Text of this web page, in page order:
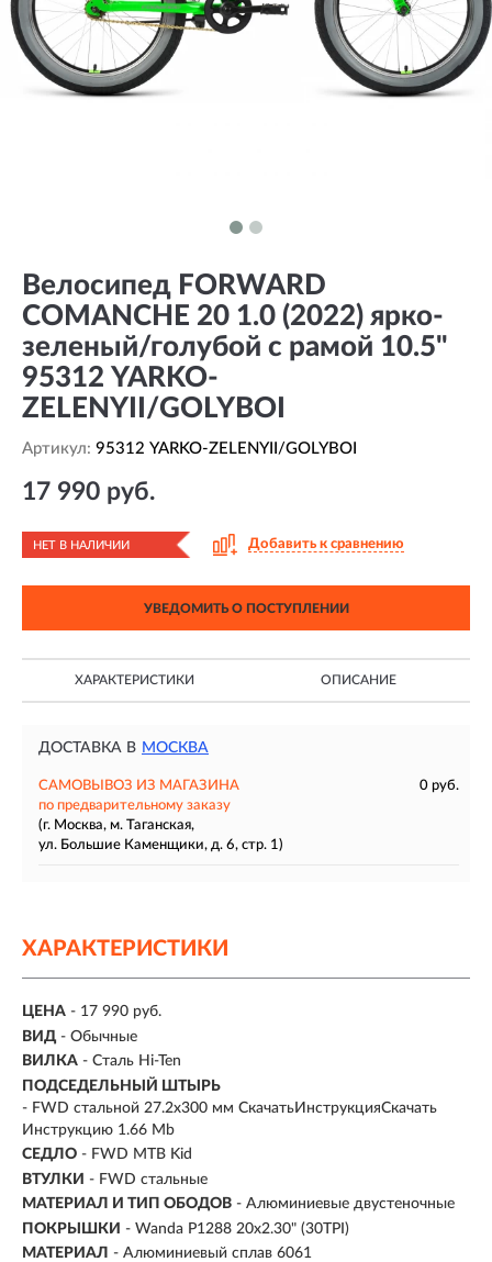
Велосипед FORWARD
COMANCHE 20 1.0 (2022) ярко-
зеленый/голубой с рамой 10.5"
95312 YARKO-
ZELENYII/GOLYBOI
Артикул: 95312 YARKO-ZELENYII/GOLYBOI
17 990 руб.
НЕТ В НАЛИЧИИ Добавить к сравнению
УВЕДОМИТЬ О ПОСТУПЛЕНИИ
ХАРАКТЕРИСТИКИ ОПИСАНИЕ
ДОСТАВКА В МОСКВА
САМОВЫВОЗ ИЗ МАГАЗИНА
0 руб.
по предварительному заказу
(г. Москва, м. Таганская,
ул. Большие Каменщики, д. 6, стр. 1)
ХАРАКТЕРИСТИКИ
ЦЕНА - 17 990 руб.
ВИД - Обычные
ВИЛКА - Сталь Hi-Ten
ПОДСЕДЕЛЬНЫЙ ШТЫРЬ
- FWD стальной 27.2x300 мм СкачатьИнструкцияСкачать
Инструкцию 1.66 Mb
СЕДЛО - FWD MTB Kid
ВТУЛКИ - FWD стальные
МАТЕРИАЛ И ТИП ОБОДОВ - Алюминиевые двустеночные
ПОКРЫШКИ - Wanda P1288 20x2.30" (30TPI)
МАТЕРИАЛ - Алюминиевый сплав 6061